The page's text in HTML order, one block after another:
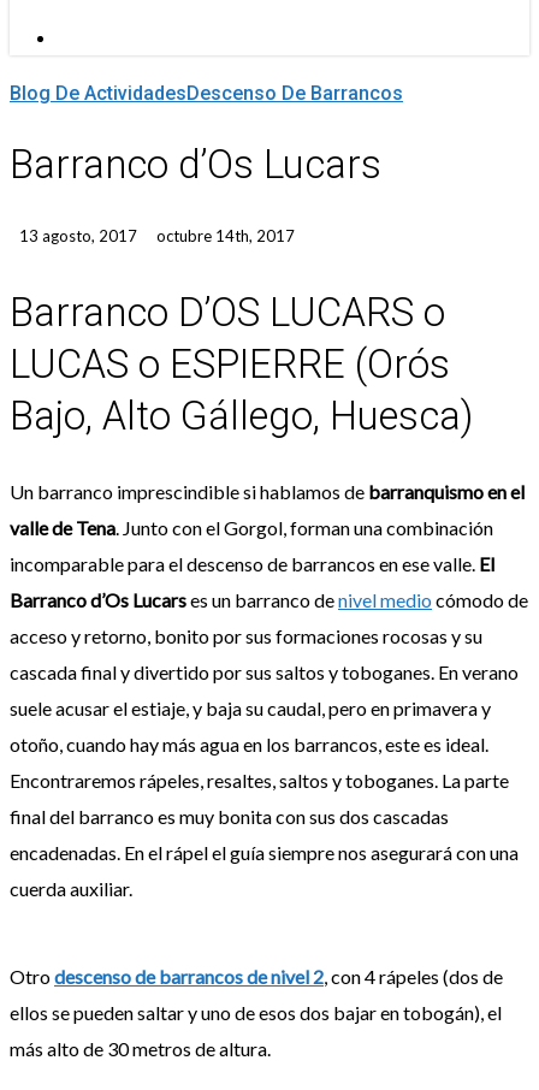
Blog De ActividadesDescenso De Barrancos
Barranco d’Os Lucars
13 agosto, 2017 octubre 14th, 2017
Barranco D’OS LUCARS o
LUCAS o ESPIERRE (Orós
Bajo, Alto Gállego, Huesca)
Un barranco imprescindible si hablamos de barranquismo en el
valle de Tena. Junto con el Gorgol, forman una combinación
incomparable para el descenso de barrancos en ese valle. El
Barranco d’Os Lucarses un barranco denivel medio cómodo de
acceso y retorno, bonito por sus formaciones rocosas y su
cascada final y divertido por sus saltos y toboganes. En verano
suele acusar el estiaje, y baja su caudal, pero en primavera y
otoño, cuando hay más agua en los barrancos, este es ideal.
Encontraremos rápeles, resaltes, saltos y toboganes. La parte
final del barranco es muy bonita con sus dos cascadas
encadenadas. En el rápel el guía siempre nos asegurará con una
cuerda auxiliar.
Otrodescenso de barrancos de nivel 2, con 4 rápeles (dos de
ellos se pueden saltar y uno de esos dos bajar en tobogán), el
más alto de 30 metros de altura.